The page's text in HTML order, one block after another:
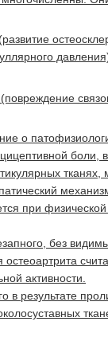
о
боли,
при
без
активности.
в результате